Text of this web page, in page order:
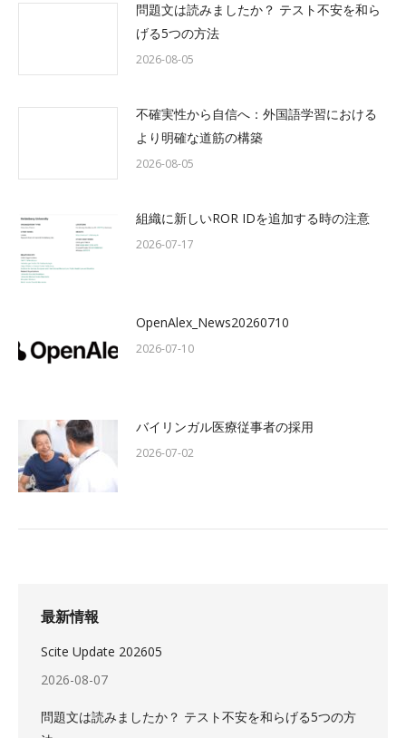
問題文は読みましたか？ テスト不安を和ら
げる5つの方法
2026-08-05
不確実性から自信へ：外国語学習における
より明確な道筋の構築
2026-08-05
組織に新しいROR IDを追加する時の注意
2026-07-17
OpenAlex_News20260710
2026-07-10
バイリンガル医療従事者の採用
2026-07-02
最新情報
Scite Update 202605
2026-08-07
問題文は読みましたか？ テスト不安を和らげる5つの方